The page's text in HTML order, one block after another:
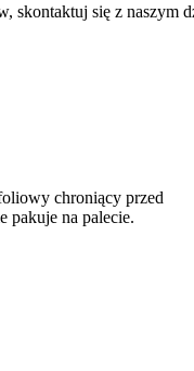
skontaktuj się z naszym
chroniący przed
pakuje na palecie.